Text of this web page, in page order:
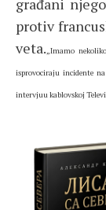
protiv
veta.„Imamo
isprovociraju incidente
intervjuu kablovskoj